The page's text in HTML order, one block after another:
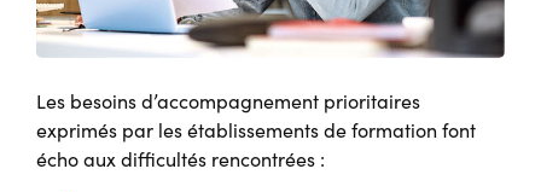
Les besoins d’accompagnement prioritaires
exprimés par les établissements de formation font
écho aux difficultés rencontrées :